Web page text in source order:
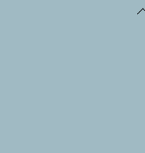
o plagiranju,
propisuje etička pravila na
informatike u vezi s
Definirane su precizne
navođenja izvora,
u radovima, kriteriji
sukoba interesa.